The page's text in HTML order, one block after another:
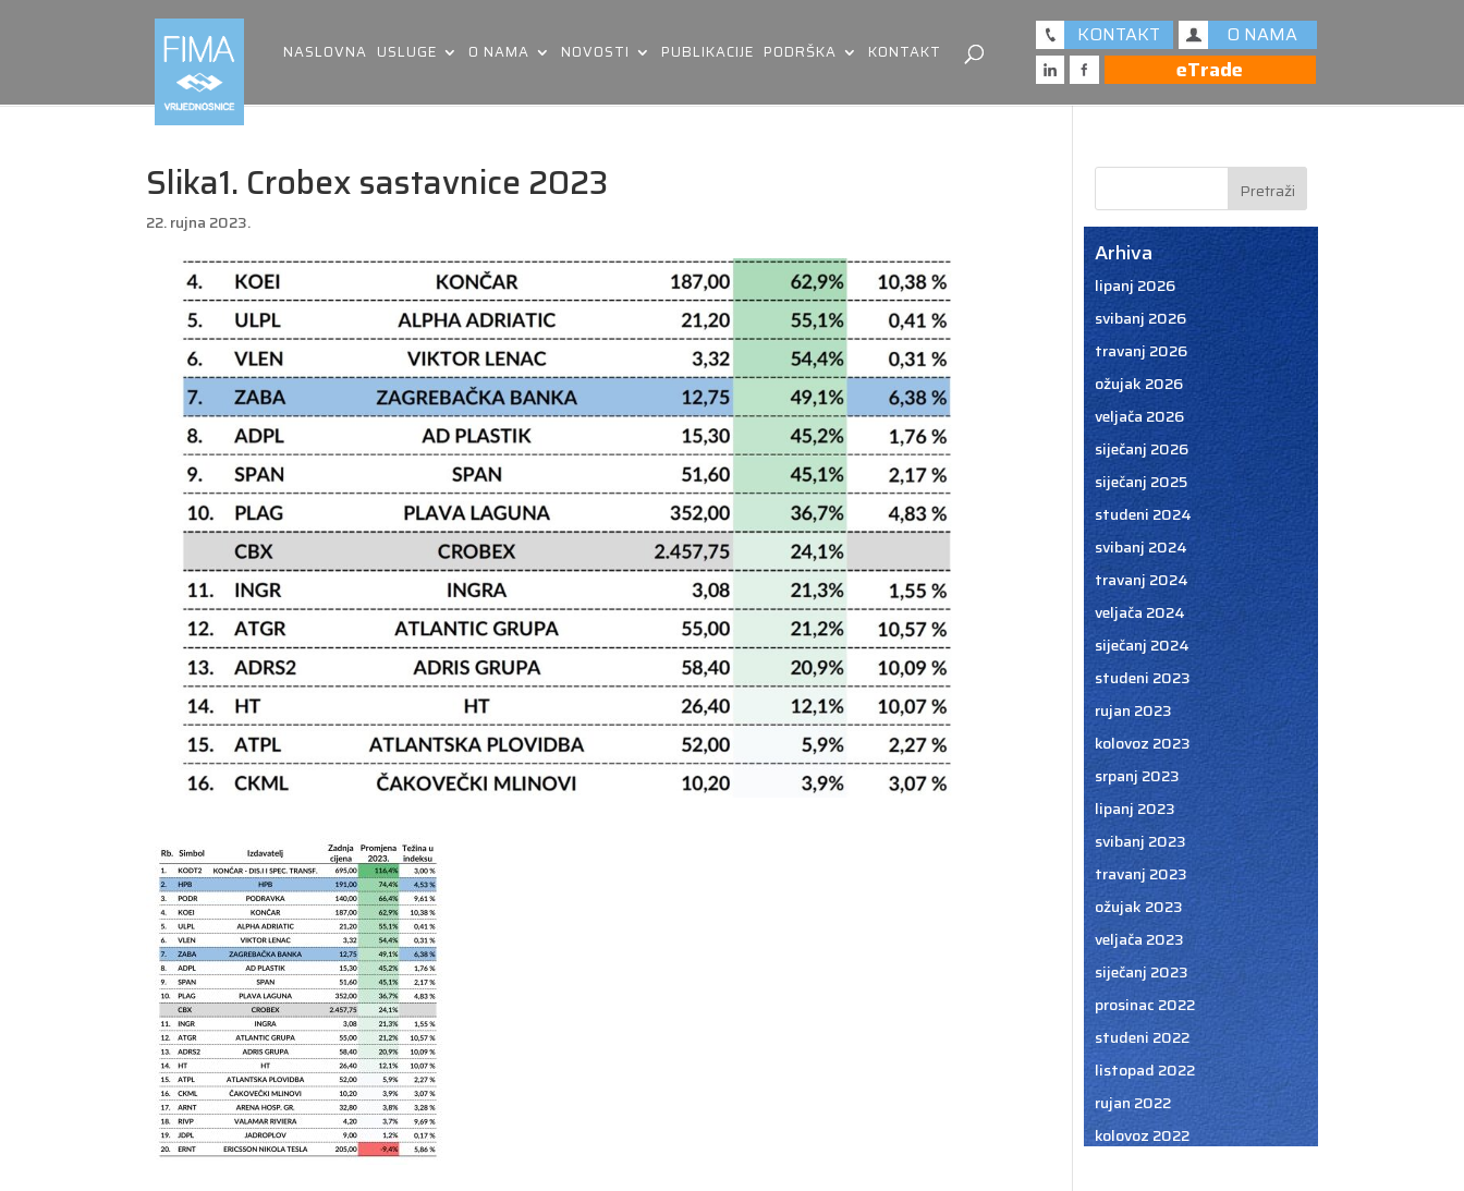
NASLOVNA USLUGE O NAMA NOVOSTI PUBLIKACIJE PODRŠKA KONTAKT
KONTAKT O NAMA
eTrade
Slika1. Crobex sastavnice 2023
22. rujna 2023.
Arhiva
lipanj 2026
svibanj 2026
travanj 2026
ožujak 2026
veljača 2026
siječanj 2026
siječanj 2025
studeni 2024
svibanj 2024
travanj 2024
veljača 2024
siječanj 2024
studeni 2023
rujan 2023
kolovoz 2023
srpanj 2023
lipanj 2023
svibanj 2023
travanj 2023
ožujak 2023
veljača 2023
siječanj 2023
prosinac 2022
studeni 2022
listopad 2022
rujan 2022
kolovoz 2022